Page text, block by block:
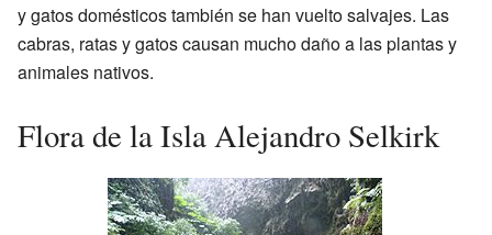
y gatos domésticos también se han vuelto salvajes. Las
cabras, ratas y gatos causan mucho daño a las plantas y
animales nativos.
Flora de la Isla Alejandro Selkirk